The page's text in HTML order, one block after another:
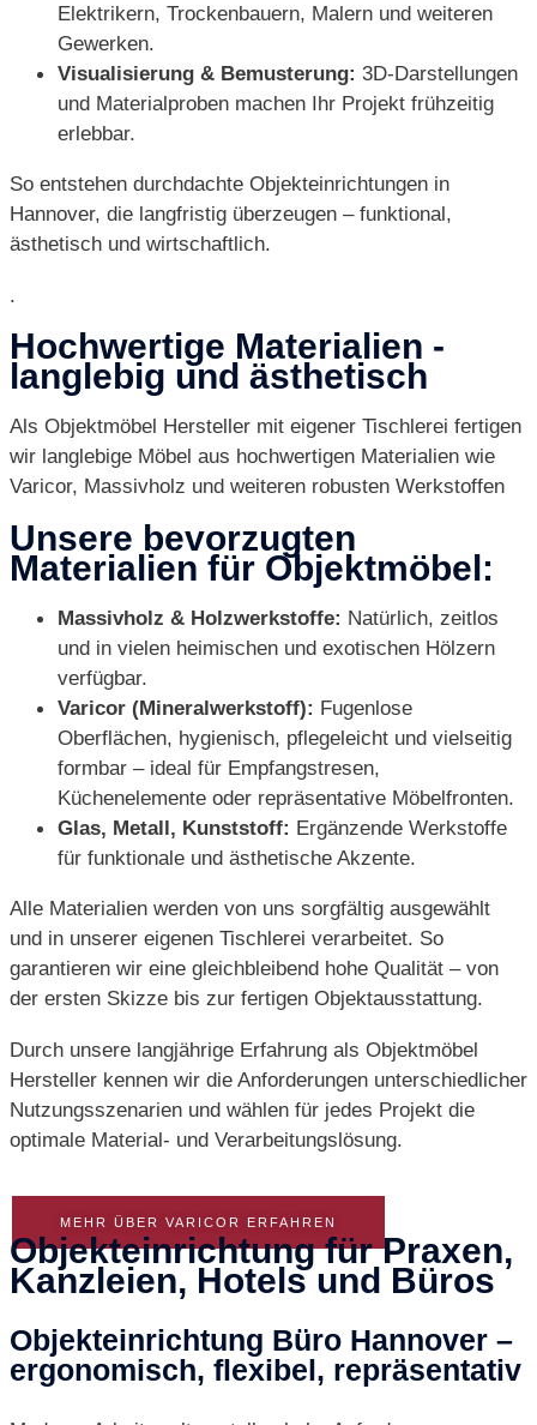
Elektrikern, Trockenbauern, Malern und weiteren
Gewerken.
Visualisierung & Bemusterung: 3D-Darstellungen
und Materialproben machen Ihr Projekt frühzeitig
erlebbar.
So entstehen durchdachte Objekteinrichtungen in
Hannover, die langfristig überzeugen – funktional,
ästhetisch und wirtschaftlich.
.
Hochwertige Materialien -
langlebig und ästhetisch
Als Objektmöbel Hersteller mit eigener Tischlerei fertigen
wir langlebige Möbel aus hochwertigen Materialien wie
Varicor, Massivholz und weiteren robusten Werkstoffen
Unsere bevorzugten
Materialien für Objektmöbel:
Massivholz & Holzwerkstoffe: Natürlich, zeitlos
und in vielen heimischen und exotischen Hölzern
verfügbar.
Varicor (Mineralwerkstoff): Fugenlose
Oberflächen, hygienisch, pflegeleicht und vielseitig
formbar – ideal für Empfangstresen,
Küchenelemente oder repräsentative Möbelfronten.
Glas, Metall, Kunststoff: Ergänzende Werkstoffe
für funktionale und ästhetische Akzente.
Alle Materialien werden von uns sorgfältig ausgewählt
und in unserer eigenen Tischlerei verarbeitet. So
garantieren wir eine gleichbleibend hohe Qualität – von
der ersten Skizze bis zur fertigen Objektausstattung.
Durch unsere langjährige Erfahrung als Objektmöbel
Hersteller kennen wir die Anforderungen unterschiedlicher
Nutzungsszenarien und wählen für jedes Projekt die
optimale Material- und Verarbeitungslösung.
MEHR ÜBER VARICOR ERFAHREN
Objekteinrichtung für Praxen,
Kanzleien, Hotels und Büros
Objekteinrichtung Büro Hannover –
ergonomisch, flexibel, repräsentativ